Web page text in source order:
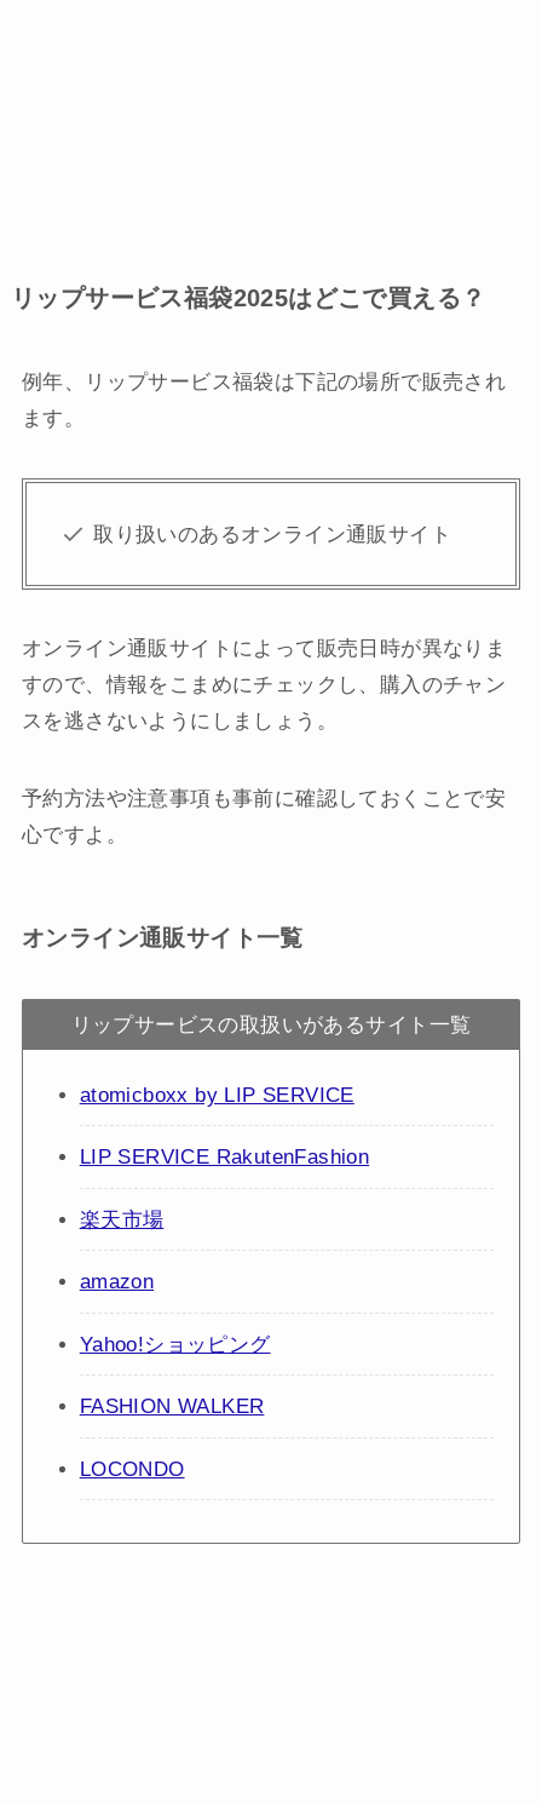
リップサービス福袋2025はどこで買える？
例年、リップサービス福袋は下記の場所で販売され
ます。
取り扱いのあるオンライン通販サイト
オンライン通販サイトによって販売日時が異なりま
すので、情報をこまめにチェックし、購入のチャン
スを逃さないようにしましょう。
予約方法や注意事項も事前に確認しておくことで安
心ですよ。
オンライン通販サイト一覧
リップサービスの取扱いがあるサイト一覧
atomicboxx by LIP SERVICE
LIP SERVICE RakutenFashion
楽天市場
amazon
Yahoo!ショッピング
FASHION WALKER
LOCONDO